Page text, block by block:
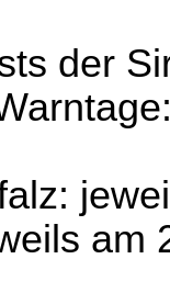
der
am